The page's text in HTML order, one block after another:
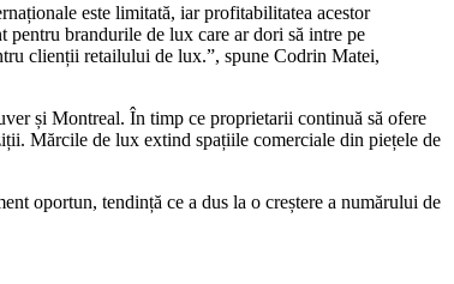
este limitată, iar profitabilitatea acestor
pentru brandurile de lux care ar dori să intre pe
clienții retailului de lux.”, spune Codrin Matei,
și Montreal. În timp ce proprietarii continuă să ofere
Mărcile de lux extind spațiile comerciale din piețele de
oportun, tendință ce a dus la o creștere a numărului de